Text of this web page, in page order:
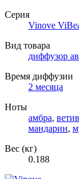
Серия
Vinove
Вид товара
диффузор
Время диффузии
2 месяца
Ноты
амбра,
мандарин,
Вес (кг)
0.188